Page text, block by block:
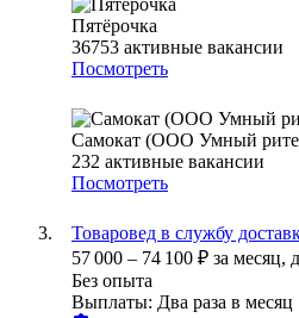
Пятёрочка
36753 активные вакансии
Посмотреть
Самокат (ООО Умный
232 активные вакансии
Посмотреть
Товаровед в службу
57 000 – 74 100 ₽ за месяц,
Без опыта
Выплаты: Два раза в месяц